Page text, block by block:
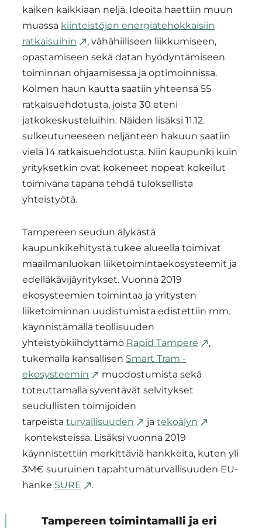
kaiken kaikkiaan neljä. Ideoita haettiin muun
muassa kiinteistöjen energiatehokkaisiin
ratkaisuihin
, vähähiiliseen liikkumiseen,
opastamiseen sekä datan hyödyntämiseen
toiminnan ohjaamisessa ja optimoinnissa.
Kolmen haun kautta saatiin yhteensä 55
ratkaisuehdotusta, joista 30 eteni
jatkokeskusteluihin. Näiden lisäksi 11.12.
sulkeutuneeseen neljänteen hakuun saatiin
vielä 14 ratkaisuehdotusta. Niin kaupunki kuin
yrityksetkin ovat kokeneet nopeat kokeilut
toimivana tapana tehdä tuloksellista
yhteistyötä.
Tampereen seudun älykästä
kaupunkikehitystä tukee alueella toimivat
maailmanluokan liiketoimintaekosysteemit ja
edelläkävijäyritykset. Vuonna 2019
ekosysteemien toimintaa ja yritysten
liiketoiminnan uudistumista edistettiin mm.
käynnistämällä teollisuuden
yhteistyökiihdyttämö Rapid Tampere
,
tukemalla kansallisen Smart Tram -
ekosysteemin
muodostumista sekä
toteuttamalla syventävät selvitykset
seudullisten toimijoiden
tarpeista turvallisuuden ja tekoälyn
konteksteissa. Lisäksi vuonna 2019
käynnistettiin merkittäviä hankkeita, kuten yli
3M€ suuruinen tapahtumaturvallisuuden EU-
hanke SURE .
Tampereen toimintamalli ja eri